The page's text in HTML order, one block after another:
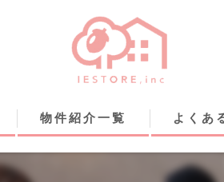
物件紹介一覧 よくあ